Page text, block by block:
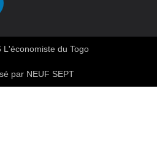
du Togo
par NEUF SEPT